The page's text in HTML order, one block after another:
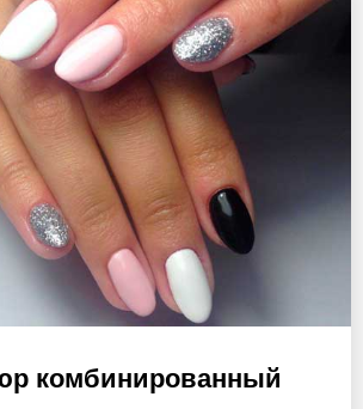
комбинированный